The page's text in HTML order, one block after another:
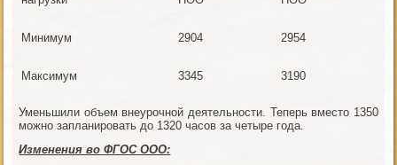
Минимум 2904 2954
Максимум 3345 3190
Уменьшили объем внеурочной деятельности. Теперь вместо 1350
можно запланировать до 1320 часов за четыре года.
Изменения во ФГОС ООО: